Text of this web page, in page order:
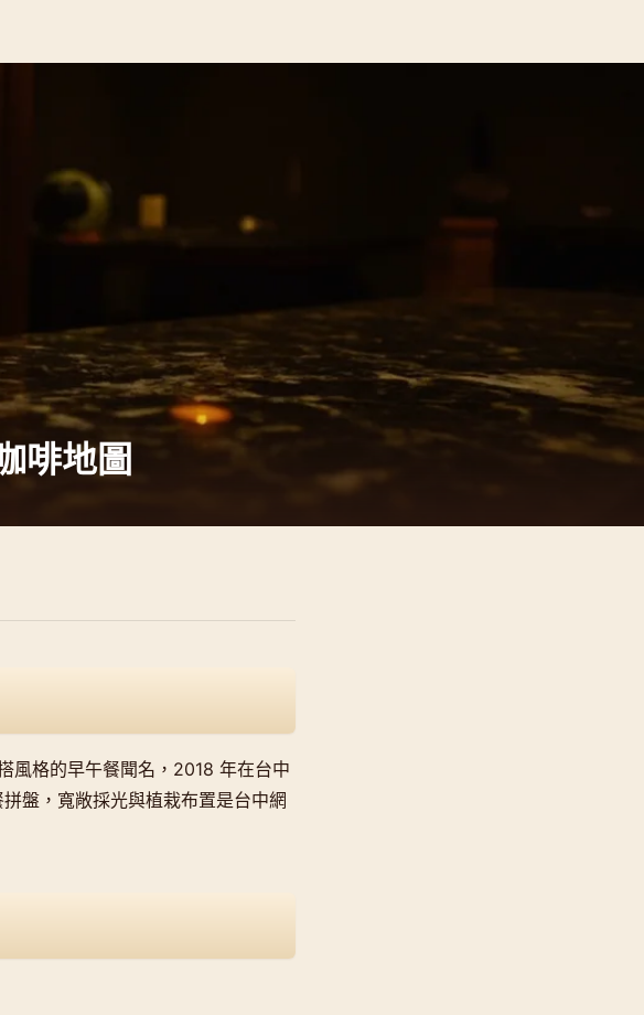
啡地圖
風格的早午餐聞名，2018 年在台中
盤，寬敞採光與植栽布置是台中網